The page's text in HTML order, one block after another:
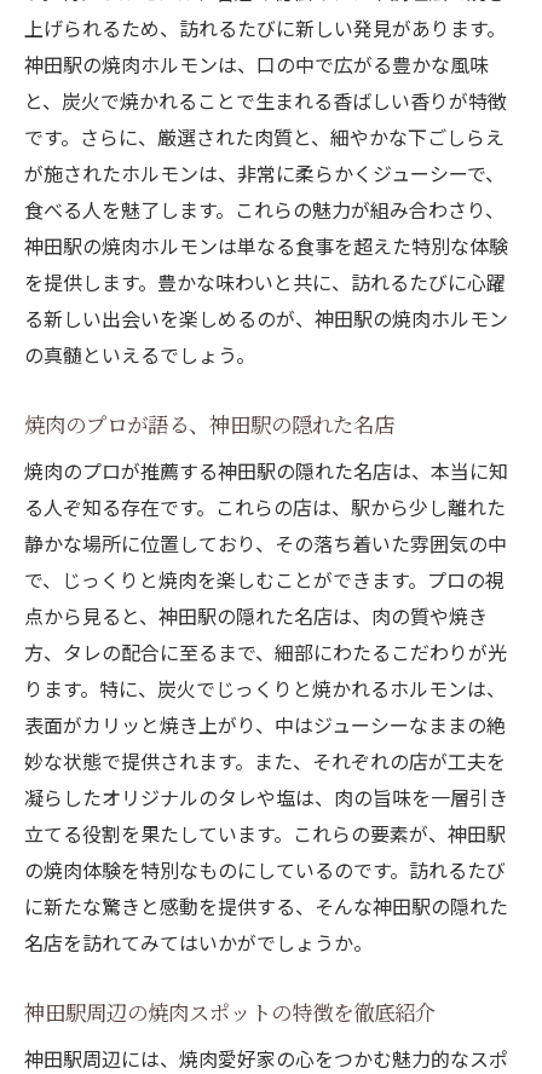
技
神田駅で体感する、究極の焼肉職人の技
地元のワインと炭火焼肉の絶妙なハーモニーを
神田で体験
神田駅で楽しむ、ワインとホルモンのマリ
アージュ
焼肉ホルモンと相性抜群の地元ワイン特集
炭火焼肉とワインのペアリング指南
地酒と焼肉ホルモンの新しい楽しみ方
焼肉ホルモンにぴったりのワインを神田で
探す
神田駅で味わう焼肉が心と体を満たす理由
焼肉ホルモンがもたらす心地よい満足感
神田駅の焼肉でリフレッシュできる秘密
焼肉ホルモンが心を癒す理由を探る
神田駅での焼肉体験が心に残る理由
地元の食材が心と体に与える効果とは
焼肉ホルモンで生活に活力を、神田駅で
焼肉ホルモンの香りが誘う神田駅の炭火体験
炭火の香りが引き立てるホルモンの味わい
神田駅で体験する、香り豊かな焼肉の魅力
炭火焼肉の香ばしさを神田で味わう
ン
神田で楽しむ、香りと味の絶妙バランス
上げられるため、訪れるたびに新しい発見があります。
神田駅の焼肉ホルモンは、口の中で広がる豊かな風味
と、炭火で焼かれることで生まれる香ばしい香りが特徴
です。さらに、厳選された肉質と、細やかな下ごしらえ
が施されたホルモンは、非常に柔らかくジューシーで、
食べる人を魅了します。これらの魅力が組み合わさり、
神田駅の焼肉ホルモンは単なる食事を超えた特別な体験
を提供します。豊かな味わいと共に、訪れるたびに心躍
る新しい出会いを楽しめるのが、神田駅の焼肉ホルモン
の真髄といえるでしょう。
焼肉のプロが語る、神田駅の隠れた名店
焼肉のプロが推薦する神田駅の隠れた名店は、本当に知
る人ぞ知る存在です。これらの店は、駅から少し離れた
静かな場所に位置しており、その落ち着いた雰囲気の中
で、じっくりと焼肉を楽しむことができます。プロの視
点から見ると、神田駅の隠れた名店は、肉の質や焼き
方、タレの配合に至るまで、細部にわたるこだわりが光
ります。特に、炭火でじっくりと焼かれるホルモンは、
表面がカリッと焼き上がり、中はジューシーなままの絶
妙な状態で提供されます。また、それぞれの店が工夫を
凝らしたオリジナルのタレや塩は、肉の旨味を一層引き
立てる役割を果たしています。これらの要素が、神田駅
の焼肉体験を特別なものにしているのです。訪れるたび
に新たな驚きと感動を提供する、そんな神田駅の隠れた
名店を訪れてみてはいかがでしょうか。
神田駅周辺の焼肉スポットの特徴を徹底紹介
神田駅周辺には、焼肉愛好家の心をつかむ魅力的なスポ